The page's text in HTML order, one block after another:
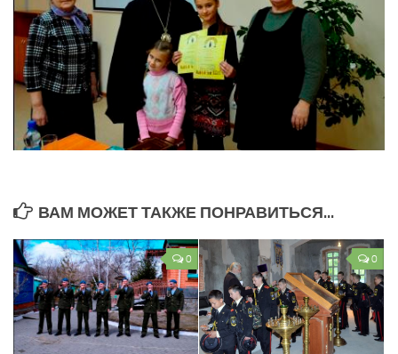
ВАМ МОЖЕТ ТАКЖЕ ПОНРАВИТЬСЯ...
0 0